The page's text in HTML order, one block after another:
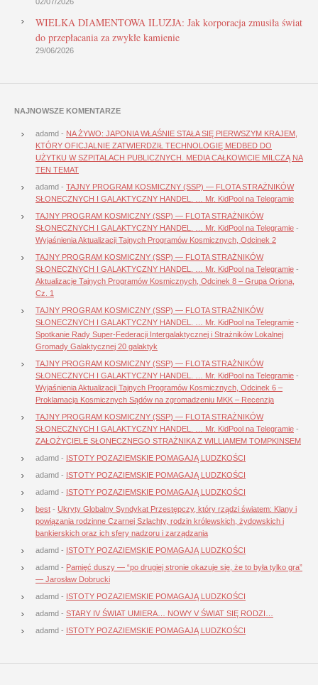
WIELKA DIAMENTOWA ILUZJA: Jak korporacja zmusiła świat
do przepłacania za zwykłe kamienie
29/06/2026
NAJNOWSZE KOMENTARZE
adamd - NA ŻYWO: JAPONIA WŁAŚNIE STAŁA SIĘ PIERWSZYM KRAJEM,
KTÓRY OFICJALNIE ZATWIERDZIŁ TECHNOLOGIĘ MEDBED DO
UŻYTKU W SZPITALACH PUBLICZNYCH. MEDIA CAŁKOWICIE MILCZĄ NA
TEN TEMAT
adamd - TAJNY PROGRAM KOSMICZNY (SSP) — FLOTA STRAŻNIKÓW
SŁONECZNYCH I GALAKTYCZNY HANDEL. … Mr. KidPool na Telegramie
TAJNY PROGRAM KOSMICZNY (SSP) — FLOTA STRAŻNIKÓW
SŁONECZNYCH I GALAKTYCZNY HANDEL. … Mr. KidPool na Telegramie -
Wyjaśnienia Aktualizacji Tajnych Programów Kosmicznych, Odcinek 2
TAJNY PROGRAM KOSMICZNY (SSP) — FLOTA STRAŻNIKÓW
SŁONECZNYCH I GALAKTYCZNY HANDEL. … Mr. KidPool na Telegramie -
Aktualizacje Tajnych Programów Kosmicznych, Odcinek 8 – Grupa Oriona,
Cz. 1
TAJNY PROGRAM KOSMICZNY (SSP) — FLOTA STRAŻNIKÓW
SŁONECZNYCH I GALAKTYCZNY HANDEL. … Mr. KidPool na Telegramie -
Spotkanie Rady Super-Federacji Intergalaktycznej i Strażników Lokalnej
Gromady Galaktycznej 20 galaktyk
TAJNY PROGRAM KOSMICZNY (SSP) — FLOTA STRAŻNIKÓW
SŁONECZNYCH I GALAKTYCZNY HANDEL. … Mr. KidPool na Telegramie -
Wyjaśnienia Aktualizacji Tajnych Programów Kosmicznych, Odcinek 6 –
Proklamacja Kosmicznych Sądów na zgromadzeniu MKK – Recenzja
TAJNY PROGRAM KOSMICZNY (SSP) — FLOTA STRAŻNIKÓW
SŁONECZNYCH I GALAKTYCZNY HANDEL. … Mr. KidPool na Telegramie -
ZAŁOŻYCIELE SŁONECZNEGO STRAŻNIKA Z WILLIAMEM TOMPKINSEM
adamd - ISTOTY POZAZIEMSKIE POMAGAJĄ LUDZKOŚCI
adamd - ISTOTY POZAZIEMSKIE POMAGAJĄ LUDZKOŚCI
adamd - ISTOTY POZAZIEMSKIE POMAGAJĄ LUDZKOŚCI
best - Ukryty Globalny Syndykat Przestępczy, który rządzi światem: Klany i
powiązania rodzinne Czarnej Szlachty, rodzin królewskich, żydowskich i
bankierskich oraz ich sfery nadzoru i zarządzania
adamd - ISTOTY POZAZIEMSKIE POMAGAJĄ LUDZKOŚCI
adamd - Pamięć duszy — “po drugiej stronie okazuje się, że to była tylko gra”
— Jarosław Dobrucki
adamd - ISTOTY POZAZIEMSKIE POMAGAJĄ LUDZKOŚCI
adamd - STARY IV ŚWIAT UMIERA… NOWY V ŚWIAT SIĘ RODZI…
adamd - ISTOTY POZAZIEMSKIE POMAGAJĄ LUDZKOŚCI